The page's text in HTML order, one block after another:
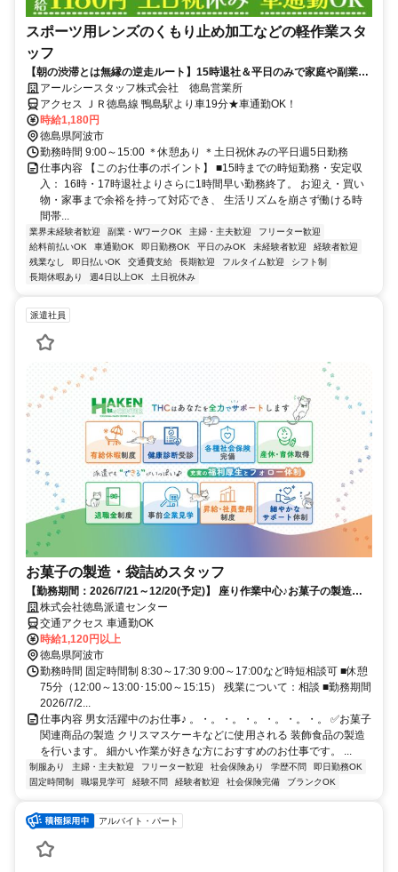
スポーツ用レンズのくもり止め加工などの軽作業スタ
ッフ
【朝の渋滞とは無縁の逆走ルート】15時退社＆平日のみで家庭や副業と
両立しやすい時短勤務！「塗る・乾かす」のシンプル作業◎空調完備の
綺麗な職場で、未経験から安定して働けます
アールシースタッフ株式会社 徳島営業所
アクセス ＪＲ徳島線 鴨島駅より車19分★車通勤OK！
時給1,180円
徳島県阿波市
勤務時間 9:00～15:00 ＊休憩あり ＊土日祝休みの平日週5日勤務
仕事内容 【このお仕事のポイント】 ■15時までの時短勤務・安定収
入： 16時・17時退社よりさらに1時間早い勤務終了。 お迎え・買い
物・家事まで余裕を持って対応でき、 生活リズムを崩さず働ける時
間帯...
業界未経験者歓迎 副業・WワークOK 主婦・主夫歓迎
フリーター歓迎
給料前払いOK
車通勤OK 即日勤務OK 平日のみOK 未経験者歓迎
経験者歓迎
残業なし
即日払いOK 交通費支給 長期歓迎 フルタイム歓迎
シフト制
長期休暇あり
週4日以上OK 土日祝休み
派遣社員
お菓子の製造・袋詰めスタッフ
【勤務期間：2026/7/21～12/20(予定)】 座り作業中心♪お菓子の製造・
袋詰めスタッフ
株式会社徳島派遣センター
交通アクセス 車通勤OK
時給1,120円以上
徳島県阿波市
勤務時間 固定時間制 8:30～17:30 9:00～17:00など時短相談可 ■休憩
75分（12:00～13:00･15:00～15:15） 残業について：相談 ■勤務期間
2026/7/2...
仕事内容 男女活躍中のお仕事♪ 。・。・。・。・。・。・。 ✅お菓子
関連商品の製造 クリスマスケーキなどに使用される 装飾食品の製造
を行います。 細かい作業が好きな方におすすめのお仕事です。 ...
制服あり 主婦・主夫歓迎 フリーター歓迎 社会保険あり 学歴不問
即日勤務OK
固定時間制
職場見学可 経験不問 経験者歓迎 社会保険完備 ブランクOK
アルバイト・パート